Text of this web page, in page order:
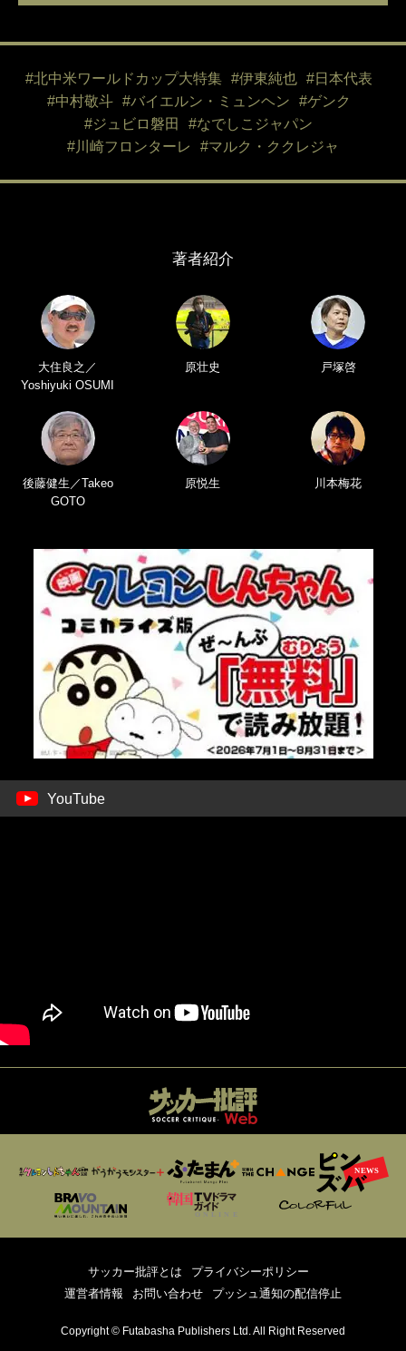
#北中米ワールドカップ大特集 #伊東純也
#日本代表
#中村敬斗
#バイエルン・ミュンヘン
#ゲンク
#ジュビロ磐田
#なでしこジャパン
#川崎フロンターレ
#マルク・ククレジャ
著者紹介
大住良之／
Yoshiyuki OSUMI
原壮史 戸塚啓
後藤健生／Takeo
GOTO
原悦生 川本梅花
YouTube
サッカー批評とは
プライバシーポリシー
運営者情報
お問い合わせ プッシュ通知の配信停止
Copyright © Futabasha Publishers Ltd. All Right Reserved